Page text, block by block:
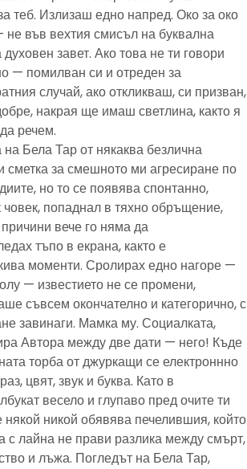
теб. Излизаш едно напред. Око за око
във вехтия смисъл на буквална
завет. Ако това не ти говори
— помилван си и отреден за
случай, ако откликваш, си призван,
накрая ще имаш светлина, както я
речем.
на Бела Тар от някаква безлична
сметка за смешното ми агресиране по
но то се появява спонтанно,
човек, попаднал в тяхно обръщение,
вече го няма да
тъпо в екрана, както е
моменти. Сролирах едно нагоре —
— известието не се промени,
съвсем окончателно и категорично, с
завинаги. Мамка му. Социалката,
Автора между две дати — него! Къде
торба от джуркащи се електроннно
цвят, звук и буква. Като в
весело и глупаво пред очите ти
никой обявява печелившия, който
с лайна не прави разлика между смърт,
и лъжа. Погледът на Бела Тар,